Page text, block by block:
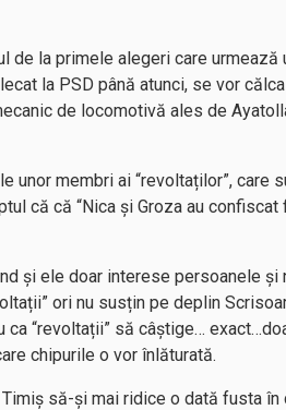
la primele alegeri care urmează
la PSD până atunci, se vor
de locomotivă ales de
unor membri ai “revoltaților”, care
că că “Nica şi Groza au
și ele doar interese persoanele și
ori nu susțin pe deplin
“revoltații” să câștige…
chipurile o vor înlăturată.
să-și mai ridice o dată fusta